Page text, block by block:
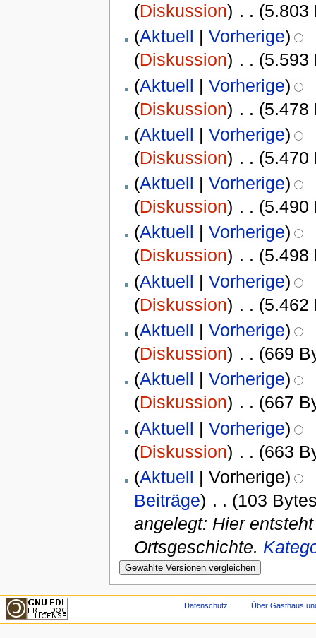
(Diskussion) . . (5.803
(Aktuell | Vorherige)
(Diskussion) . . (5.593
(Aktuell | Vorherige)
(Diskussion) . . (5.478
(Aktuell | Vorherige)
(Diskussion) . . (5.470
(Aktuell | Vorherige)
(Diskussion) . . (5.490
(Aktuell | Vorherige)
(Diskussion) . . (5.498
(Aktuell | Vorherige)
(Diskussion) . . (5.462
(Aktuell | Vorherige)
(Diskussion) . . (669
(Aktuell | Vorherige)
(Diskussion) . . (667
(Aktuell | Vorherige)
(Diskussion) . . (663
(Aktuell | Vorherige)
Beiträge) . . (103
angelegt: Hier
Ortsgeschichte.
Datenschutz Über Gasthaus